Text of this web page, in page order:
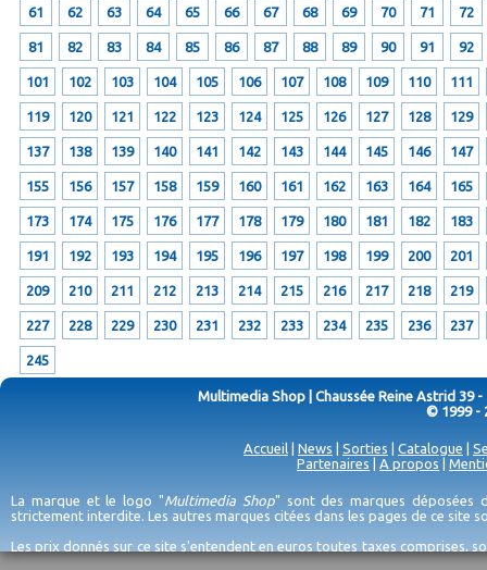
61 62 63 64 65 66 67 68 69 70 71 72
81 82 83 84 85 86 87 88 89 90 91 92
101 102 103 104 105 106 107 108 109 110 111
119 120 121 122 123 124 125 126 127 128 129
137 138 139 140 141 142 143 144 145 146 147
155 156 157 158 159 160 161 162 163 164 165
173 174 175 176 177 178 179 180 181 182 183
191 192 193 194 195 196 197 198 199 200 201
209 210 211 212 213 214 215 216 217 218 219
227 228 229 230 231 232 233 234 235 236 237
245
Multimedia Shop | Chaussée Reine Astrid 39 -
© 1999 -
Accueil News Sorties Catalogue
Partenaires
A propos
La marque et le logo "Multimedia Shop" sont des marques déposées
strictement interdite. Les autres marques citées dans les pages de ce site
Les prix donnés sur ce site s'entendent en euros toutes taxes comprises,
erreurs d'encodage, et sauf épuisement du stock et/ou impossibilité de